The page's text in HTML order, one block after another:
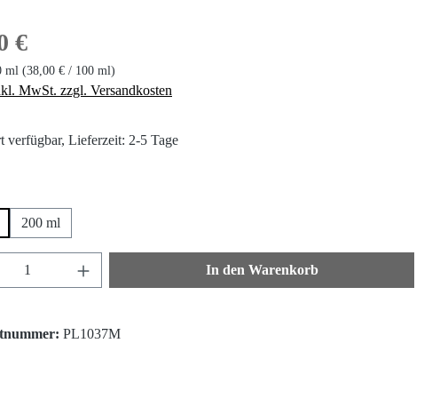
Preis:
€
ml (38,00 € / 100 ml)
MwSt. zzgl. Versandkosten
verfügbar, Lieferzeit: 2-5 Tage
200 ml
Anzahl: Gib den gewünschten Wert ein oder
In den Warenkorb
PL1037M